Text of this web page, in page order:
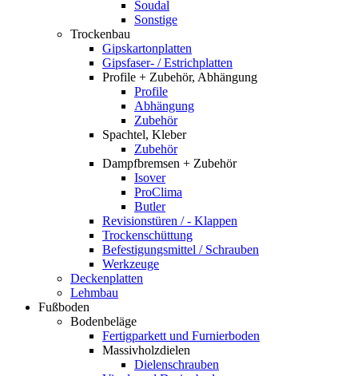
Soudal
Sonstige
Trockenbau
Gipskartonplatten
Gipsfaser- / Estrichplatten
Profile + Zubehör, Abhängung
Profile
Abhängung
Zubehör
Spachtel, Kleber
Zubehör
Dampfbremsen + Zubehör
Isover
ProClima
Butler
Revisionstüren / - Klappen
Trockenschüttung
Befestigungsmittel / Schrauben
Werkzeuge
Deckenplatten
Lehmbau
Fußboden
Bodenbeläge
Fertigparkett und Furnierboden
Massivholzdielen
Dielenschrauben